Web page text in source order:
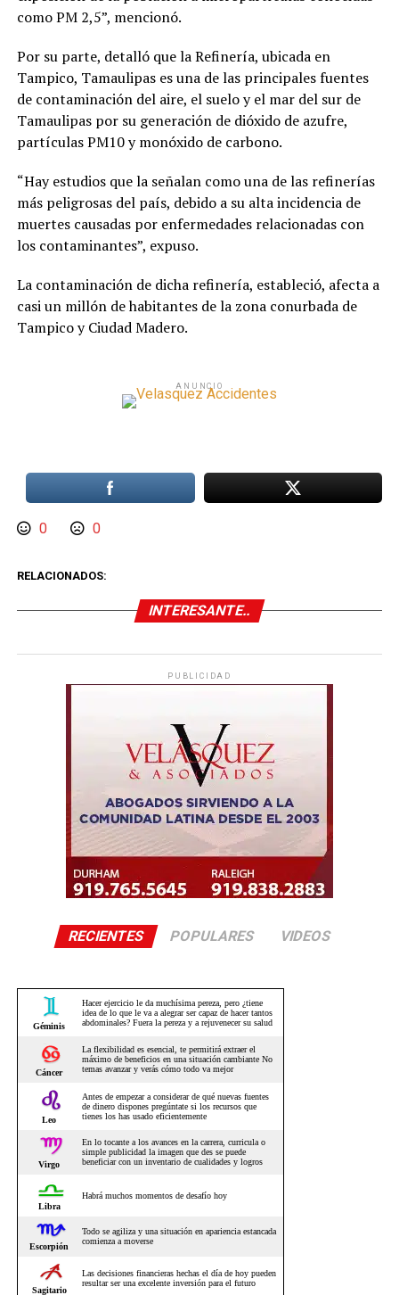
como PM 2,5”, mencionó.
Por su parte, detalló que la Refinería, ubicada en
Tampico, Tamaulipas es una de las principales fuentes
de contaminación del aire, el suelo y el mar del sur de
Tamaulipas por su generación de dióxido de azufre,
partículas PM10 y monóxido de carbono.
“Hay estudios que la señalan como una de las refinerías
más peligrosas del país, debido a su alta incidencia de
muertes causadas por enfermedades relacionadas con
los contaminantes”, expuso.
La contaminación de dicha refinería, estableció, afecta a
casi un millón de habitantes de la zona conurbada de
Tampico y Ciudad Madero.
ANUNCIO
0 0
RELACIONADOS:
INTERESANTE..
PUBLICIDAD
RECIENTES POPULARES VIDEOS